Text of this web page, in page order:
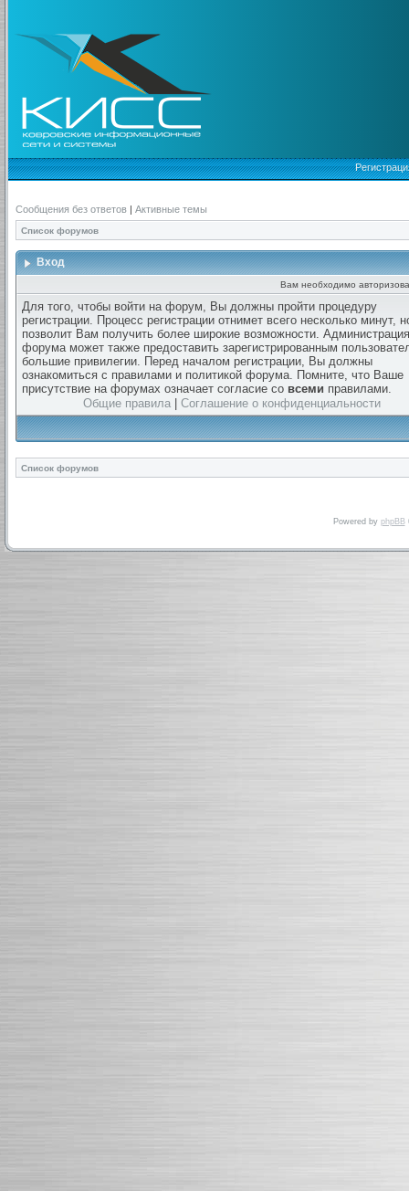
Сообщения без ответов | Активные темы
Список форумов
Вход
Вам необходимо
Для того, чтобы войти на форум, Вы должны пройти процедуру
регистрации. Процесс регистрации отнимет всего несколько минут,
позволит Вам получить более широкие возможности. Администрация
форума может также предоставить зарегистрированным
большие привилегии. Перед началом регистрации, Вы должны
ознакомиться с правилами и политикой форума. Помните, что Ваше
присутствие на форумах означает согласие со всеми правилами.
Общие правила
Соглашение о конфиденциальности
Список форумов
Powered by phpBB